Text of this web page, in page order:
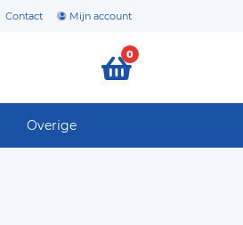
Contact Mijn account
0
Overige